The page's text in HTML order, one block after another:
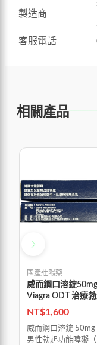
製造商
客服電話
相關產品
國產壯陽藥
威而鋼口溶錠50mg
Viagra ODT 治療
能障礙
NT$1,600
威而鋼口溶錠 50mg
男性勃起功能障礙（